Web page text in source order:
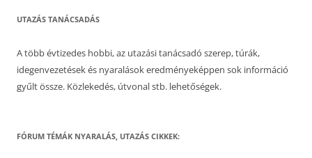
UTAZÁS TANÁCSADÁS
A több évtizedes hobbi, az utazási tanácsadó szerep, túrák,
idegenvezetések és nyaralások eredményeképpen sok információ
gyűlt össze. Közlekedés, útvonal stb. lehetőségek.
FÓRUM TÉMÁK NYARALÁS, UTAZÁS CIKKEK: